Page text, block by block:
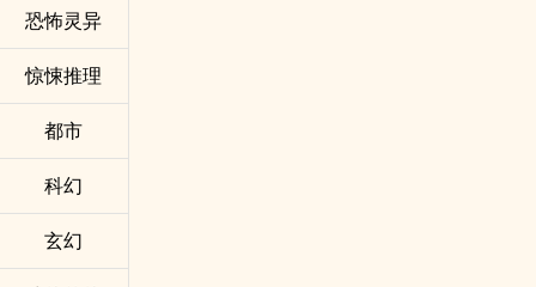
恐怖灵异
惊悚推理
都市
科幻
玄幻